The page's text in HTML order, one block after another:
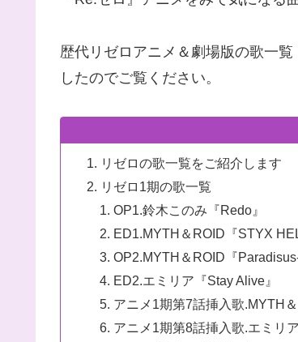
歴代リゼロアニメ＆劇場版の歌一
したのでご覧ください。
リゼロの歌一覧をご紹介します
リゼロ1期の歌一覧
OP1.鈴木このみ『Redo』
ED1.MYTH＆ROID『STYX
OP2.MYTH＆ROID『
ED2.エミリア『Stay Alive』
アニメ1期第7話挿入歌.MYTH
アニメ1期第8話挿入歌.エミリ